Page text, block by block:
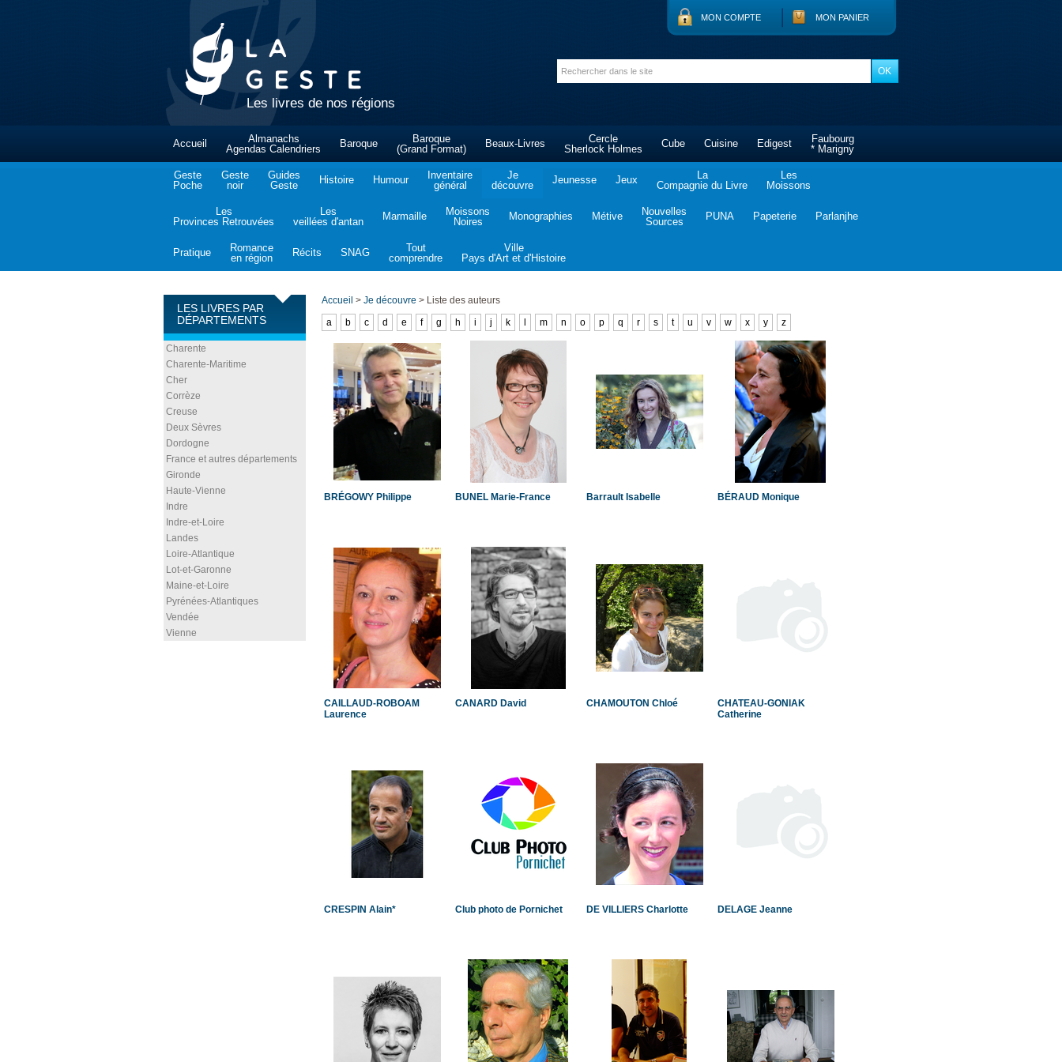
Les livres de nos régions
MON COMPTE MON PANIER
Accueil
Almanachs
Agendas Calendriers
Baroque
Baroque
(Grand Format)
Beaux-Livres
Cercle
Sherlock Holmes
Cube Cuisine Edigest
Faubourg
* Marigny
Geste
Poche
Geste
noir
Guides
Geste
Histoire Humour
Inventaire
général
Je
découvre
Jeunesse Jeux
La
Compagnie du Livre
Les
Moissons
Les
Provinces Retrouvées
Les
veillées d'antan
Marmaille
Moissons
Noires
Monographies Métive
Nouvelles
Sources
PUNA Papeterie Parlanjhe
Pratique
Romance
en région
Récits SNAG
Tout
comprendre
Ville
Pays d'Art et d'Histoire
LES LIVRES PAR
DÉPARTEMENTS
Charente
Charente-Maritime
Cher
Corrèze
Creuse
Deux Sèvres
Dordogne
France et autres départements
Gironde
Haute-Vienne
Indre
Indre-et-Loire
Landes
Loire-Atlantique
Lot-et-Garonne
Maine-et-Loire
Pyrénées-Atlantiques
Vendée
Vienne
Accueil > Je découvre > Liste des auteurs
a
b c d e f g h i j k m n o p q r s t u v w x y z
BRÉGOWY Philippe BUNEL Marie-France Barrault Isabelle BÉRAUD Monique
CAILLAUD-ROBOAM
Laurence
CANARD David CHAMOUTON Chloé
CHATEAU-GONIAK
Catherine
CRESPIN Alain* Club photo de Pornichet DE VILLIERS Charlotte DELAGE Jeanne